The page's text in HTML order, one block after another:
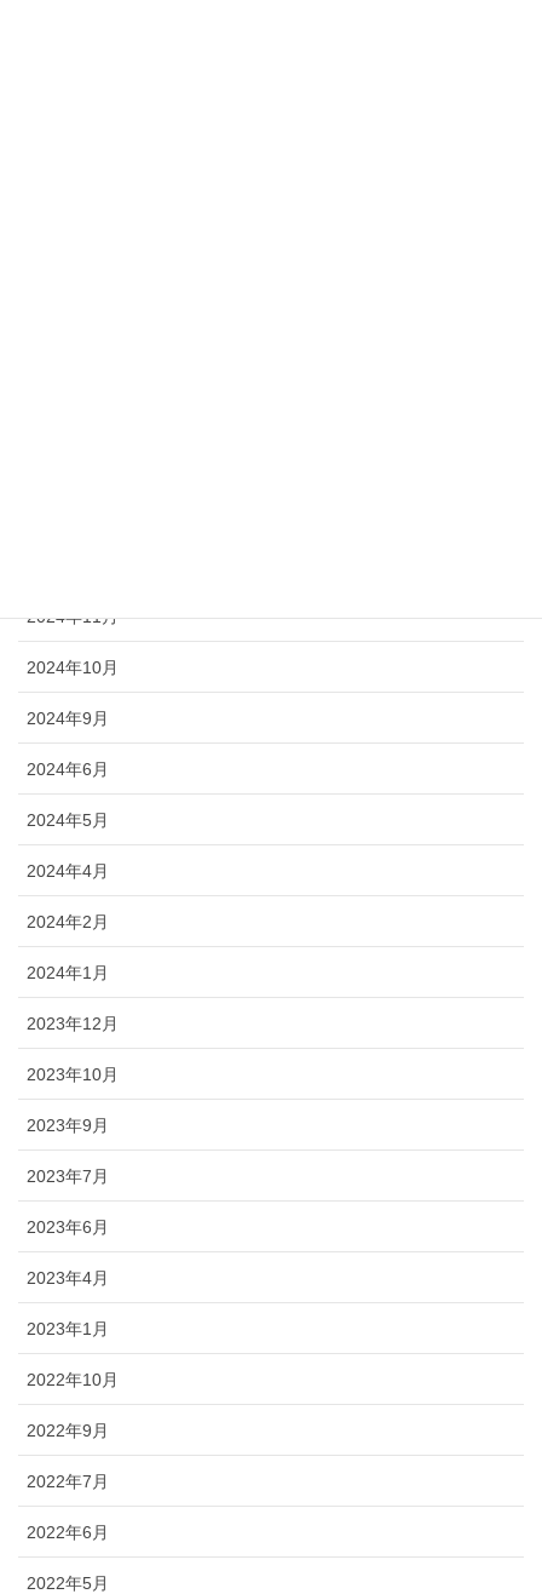
2024年11月
2024年10月
2024年9月
2024年6月
2024年5月
2024年4月
2024年2月
2024年1月
2023年12月
2023年10月
2023年9月
2023年7月
2023年6月
2023年4月
2023年1月
2022年10月
2022年9月
2022年7月
2022年6月
2022年5月